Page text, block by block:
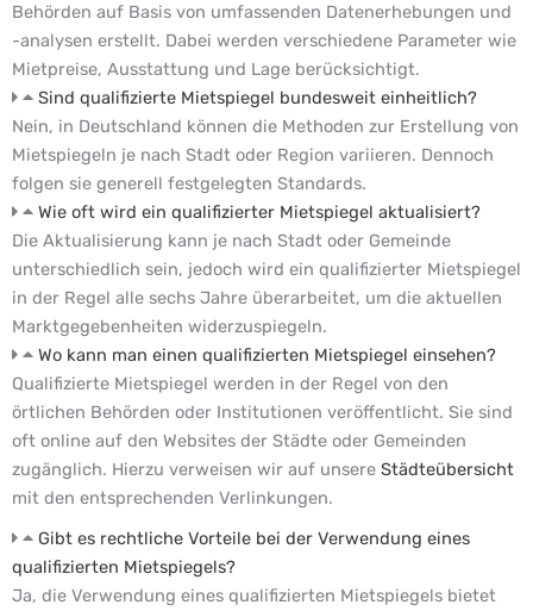
Behörden auf Basis von umfassenden Datenerhebungen und
-analysen erstellt. Dabei werden verschiedene Parameter wie
Mietpreise, Ausstattung und Lage berücksichtigt.
Sind qualifizierte Mietspiegel bundesweit einheitlich?
Nein, in Deutschland können die Methoden zur Erstellung von
Mietspiegeln je nach Stadt oder Region variieren. Dennoch
folgen sie generell festgelegten Standards.
Wie oft wird ein qualifizierter Mietspiegel aktualisiert?
Die Aktualisierung kann je nach Stadt oder Gemeinde
unterschiedlich sein, jedoch wird ein qualifizierter Mietspiegel
in der Regel alle sechs Jahre überarbeitet, um die aktuellen
Marktgegebenheiten widerzuspiegeln.
Wo kann man einen qualifizierten Mietspiegel einsehen?
Qualifizierte Mietspiegel werden in der Regel von den
örtlichen Behörden oder Institutionen veröffentlicht. Sie sind
oft online auf den Websites der Städte oder Gemeinden
zugänglich. Hierzu verweisen wir auf unsere Städteübersicht
mit den entsprechenden Verlinkungen.
Gibt es rechtliche Vorteile bei der Verwendung eines
qualifizierten Mietspiegels?
Ja, die Verwendung eines qualifizierten Mietspiegels bietet